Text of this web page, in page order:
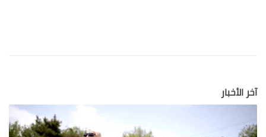
آخر الأخبار